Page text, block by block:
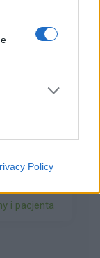
Policy
roku
i
trochę
wróciło z
i pacjenta